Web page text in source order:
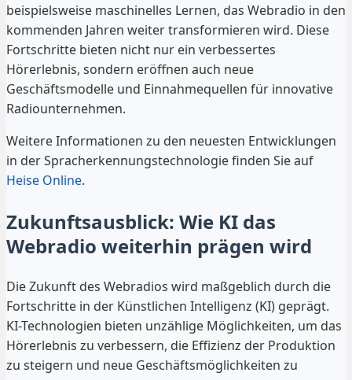
beispielsweise maschinelles Lernen, das Webradio in den
kommenden Jahren weiter transformieren wird. Diese
Fortschritte bieten nicht nur ein verbessertes
Hörerlebnis, sondern eröffnen auch neue
Geschäftsmodelle und Einnahmequellen für innovative
Radiounternehmen.
Weitere Informationen zu den neuesten Entwicklungen
in der Spracherkennungstechnologie finden Sie auf
Heise Online.
Zukunftsausblick: Wie KI das
Webradio weiterhin prägen wird
Die Zukunft des Webradios wird maßgeblich durch die
Fortschritte in der Künstlichen Intelligenz (KI) geprägt.
KI-Technologien bieten unzählige Möglichkeiten, um das
Hörerlebnis zu verbessern, die Effizienz der Produktion
zu steigern und neue Geschäftsmöglichkeiten zu